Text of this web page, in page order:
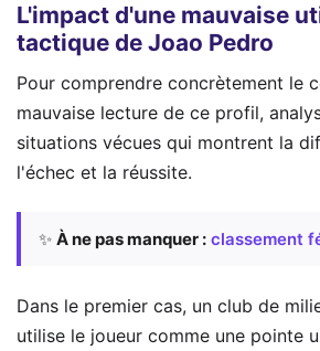
L'impact d'une mauvaise
tactique de Joao Pedro
Pour comprendre concrètement le
mauvaise lecture de ce profil,
situations vécues qui montrent la
l'échec et la réussite.
✨ À ne pas manquer : classement
Dans le premier cas, un club de
utilise le joueur comme une pointe